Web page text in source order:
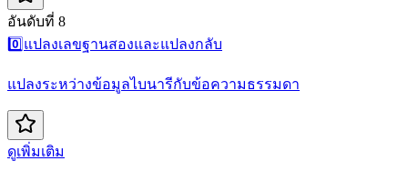
อันดับที่ 8
0️⃣ แปลงเลขฐานสองและแปลงกลับ
แปลงระหว่างข้อมูลไบนารีกับข้อความธรรมดา
ดูเพิ่มเติม